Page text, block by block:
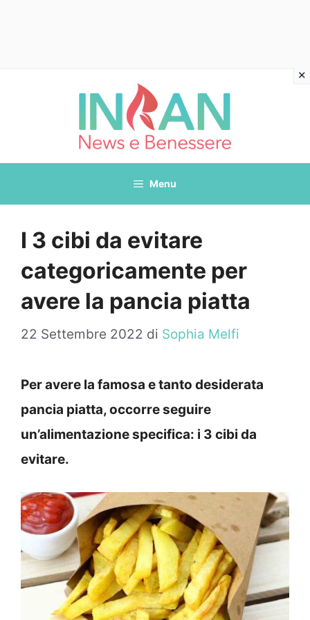
Menu
I 3 cibi da evitare
categoricamente per
avere la pancia piatta
22 Settembre 2022 di Sophia Melfi
Per avere la famosa e tanto desiderata
pancia piatta, occorre seguire
un’alimentazione specifica: i 3 cibi da
evitare.